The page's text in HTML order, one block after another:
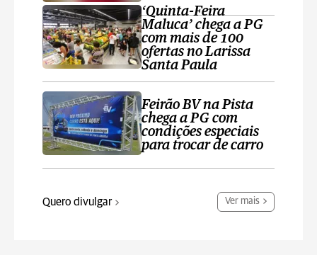
‘Quinta-Feira
Maluca’ chega a PG
com mais de 100
ofertas no Larissa
Santa Paula
Feirão BV na Pista
chega a PG com
condições especiais
para trocar de carro
Quero divulgar Ver mais